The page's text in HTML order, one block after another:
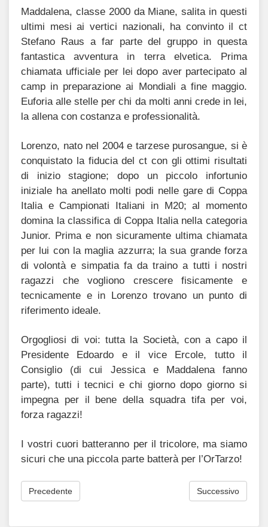
Maddalena, classe 2000 da Miane, salita in questi
ultimi mesi ai vertici nazionali, ha convinto il ct
Stefano Raus a far parte del gruppo in questa
fantastica avventura in terra elvetica. Prima
chiamata ufficiale per lei dopo aver partecipato al
camp in preparazione ai Mondiali a fine maggio.
Euforia alle stelle per chi da molti anni crede in lei,
la allena con costanza e professionalità.
Lorenzo, nato nel 2004 e tarzese purosangue, si è
conquistato la fiducia del ct con gli ottimi risultati
di inizio stagione; dopo un piccolo infortunio
iniziale ha anellato molti podi nelle gare di Coppa
Italia e Campionati Italiani in M20; al momento
domina la classifica di Coppa Italia nella categoria
Junior. Prima e non sicuramente ultima chiamata
per lui con la maglia azzurra; la sua grande forza
di volontà e simpatia fa da traino a tutti i nostri
ragazzi che vogliono crescere fisicamente e
tecnicamente e in Lorenzo trovano un punto di
riferimento ideale.
Orgogliosi di voi: tutta la Società, con a capo il
Presidente Edoardo e il vice Ercole, tutto il
Consiglio (di cui Jessica e Maddalena fanno
parte), tutti i tecnici e chi giorno dopo giorno si
impegna per il bene della squadra tifa per voi,
forza ragazzi!
I vostri cuori batteranno per il tricolore, ma siamo
sicuri che una piccola parte batterà per l’OrTarzo!
Precedente Successivo